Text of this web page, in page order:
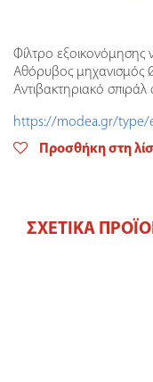
Modea
quantity
Φίλτρο εξοικονόμησης
Αθόρυβος μηχανισμός
Αντιβακτηριακό
https://modea.gr/type/
Προσθήκη στη
ΣΧΕΤΙΚΆ